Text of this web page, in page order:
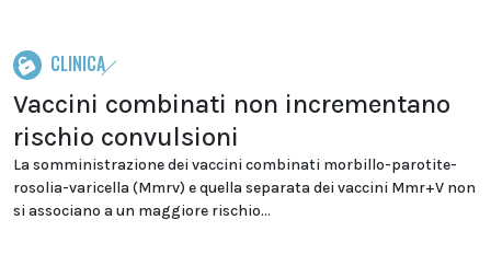
CLINICA
Vaccini combinati non incrementano
rischio convulsioni
La somministrazione dei vaccini combinati morbillo-parotite-
rosolia-varicella (Mmrv) e quella separata dei vaccini Mmr+V non
si associano a un maggiore rischio...